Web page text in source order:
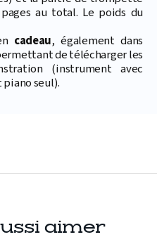
au total. Le poids du
cadeau, également dans
de télécharger les
(instrument avec
seul).
aimer